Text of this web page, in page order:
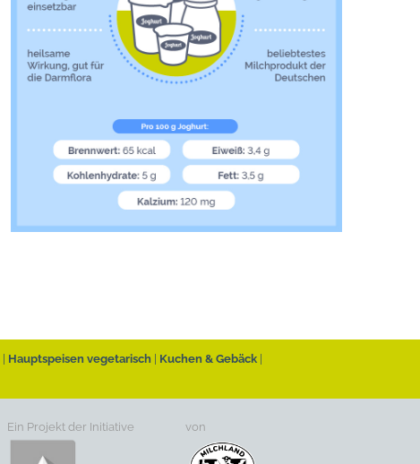
Hauptspeisen vegetarisch
Kuchen & Gebäck
Ein Projekt der Initiative von